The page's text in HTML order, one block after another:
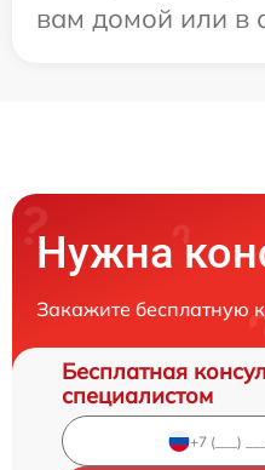
вам домой или в
Нужна
Закажите бесплатную
Бесплатная
специалистом